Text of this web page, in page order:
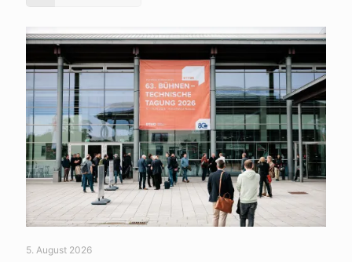
5. August 2026